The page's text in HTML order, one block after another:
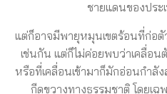
ชายแดนของประ
แต่ก็อาจมีพายุหมุนเขตร้อนที่ก่อตั
เช่นกัน แต่ก็ไม่ค่อยพบว่าเคลื่อน
หรือที่เคลื่อนเข้ามาก็มักอ่อนกำลั
กีดขวางทางธรรมชาติ โดยเ